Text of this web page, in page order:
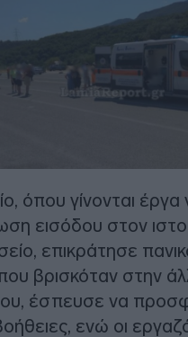
όπου γίνονται έργα
εισόδου στον
επικράτησε
βρισκόταν στην
έσπευσε να
ενώ οι